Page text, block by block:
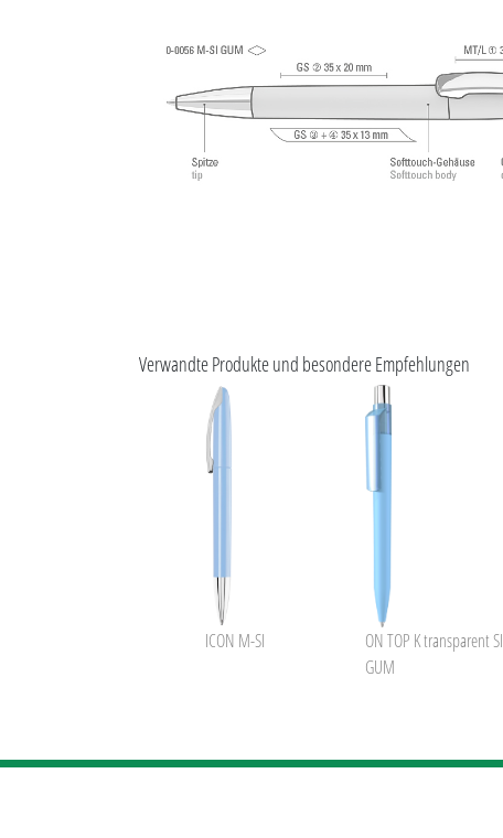
Verwandte Produkte und besondere Empfehlungen
ICON M-SI
ON TOP K transparent SI
GUM